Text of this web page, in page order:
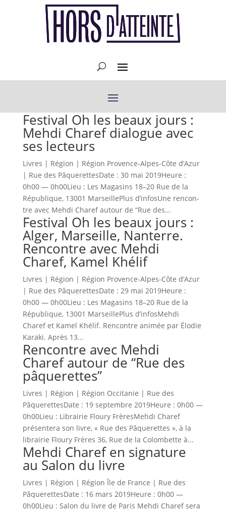
Festival Oh les beaux jours :
Mehdi Charef dialogue avec
ses lecteurs
Livres | Région | Région Provence-Alpes-Côte d’Azur
| Rue des PâquerettesDate : 30 mai 2019Heure :
0h00 — 0h00Lieu : Les Mag­a­sins 18–20 Rue de la
République, 13001 Mar­seillePlus d’infosUne ren­con­
tre avec Meh­di Charef autour de “Rue des...
Festival Oh les beaux jours :
Alger, Marseille, Nanterre.
Rencontre avec Mehdi
Charef, Kamel Khélif
Livres | Région | Région Provence-Alpes-Côte d’Azur
| Rue des PâquerettesDate : 29 mai 2019Heure :
0h00 — 0h00Lieu : Les Mag­a­sins 18–20 Rue de la
République, 13001 Mar­seillePlus d’infosMeh­di
Charef et Kamel Khélif. Ren­con­tre ani­mée par Élodie
Kara­ki. Après 13...
Rencontre avec Mehdi
Charef autour de “Rue des
pâquerettes”
Livres | Région | Région Occ­i­tanie | Rue des
PâquerettesDate : 19 sep­tem­bre 2019Heure : 0h00 —
0h00Lieu : Librairie Floury FrèresMeh­di Charef
présen­tera son livre, « Rue des Pâquerettes », à la
librairie Floury Frères 36, Rue de la Colom­bette à...
Mehdi Charef en signature
au Salon du livre
Livres | Région | Région Île de France | Rue des
PâquerettesDate : 16 mars 2019Heure : 0h00 —
0h00Lieu : Salon du livre de Paris Mehdi Charef sera